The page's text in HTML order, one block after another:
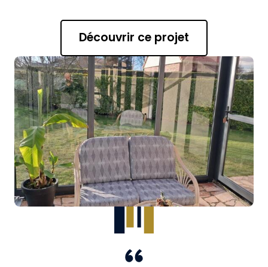
Découvrir ce projet